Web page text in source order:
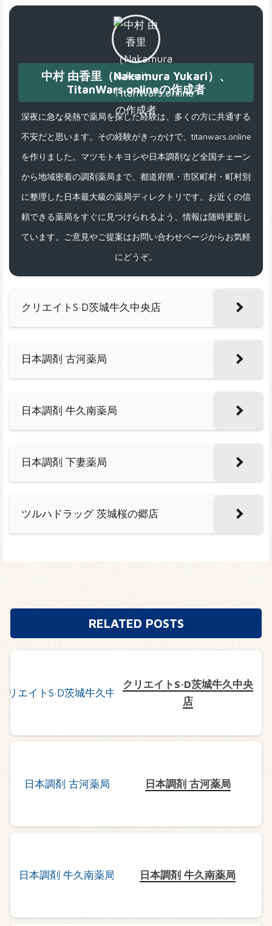
中村 由香里（Nakamura Yukari）、
TitanWars.onlineの作成者
深夜に急な発熱で薬局を探した経験は、多くの方に共通する
不安だと思います。その経験がきっかけで、titanwars.online
を作りました。マツモトキヨシや日本調剤など全国チェーン
から地域密着の調剤薬局まで、都道府県・市区町村・町村別
に整理した日本最大級の薬局ディレクトリです。お近くの信
頼できる薬局をすぐに見つけられるよう、情報は随時更新し
ています。ご意見やご提案はお問い合わせページからお気軽
にどうぞ。
クリエイトS·D茨城牛久中央店
日本調剤 古河薬局
日本調剤 牛久南薬局
日本調剤 下妻薬局
ツルハドラッグ 茨城桜の郷店
RELATED POSTS
クリエイトS·D茨城牛久中央
店
日本調剤 古河薬局
日本調剤 牛久南薬局